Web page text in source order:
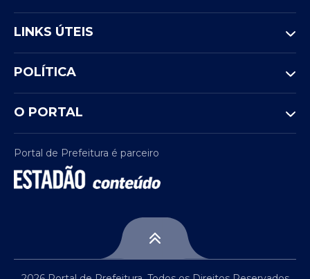
LINKS ÚTEIS
POLÍTICA
O PORTAL
Portal de Prefeitura é parceiro